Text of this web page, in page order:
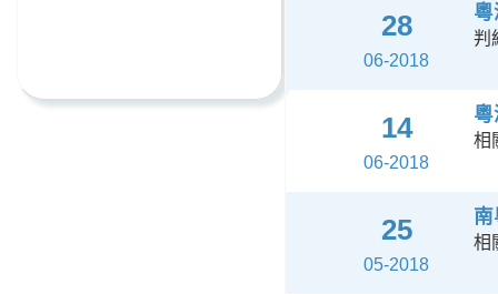
28
06-2018
判
14
06-2018
相
25
05-2018
相